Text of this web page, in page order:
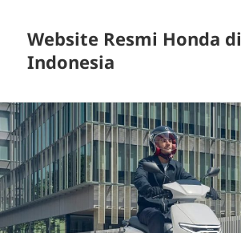
Website Resmi Honda di
Indonesia